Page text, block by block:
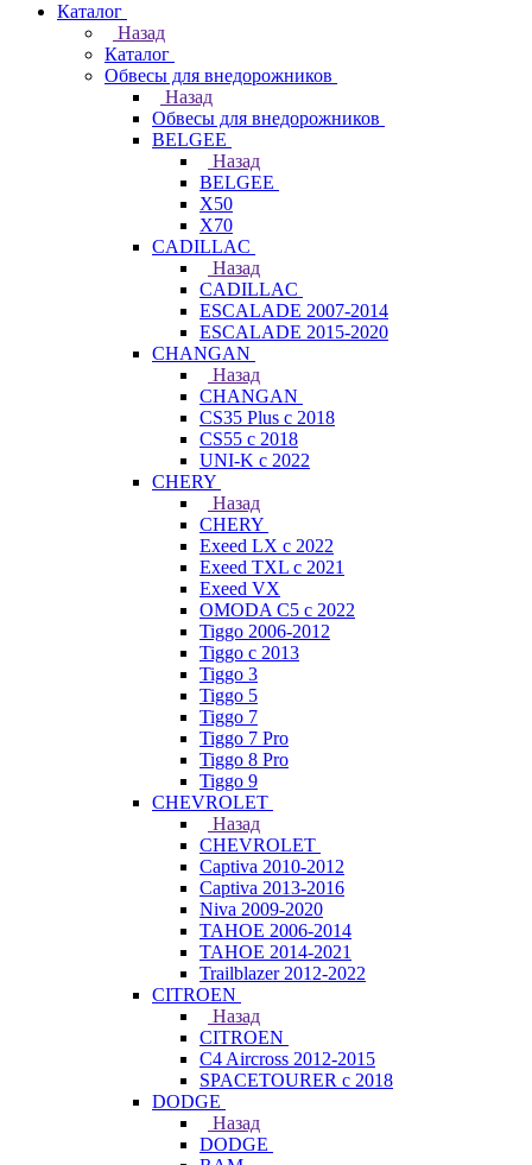
Каталог
Назад
Каталог
Обвесы для внедорожников
Назад
Обвесы для внедорожников
BELGEE
Назад
BELGEE
X50
X70
CADILLAC
Назад
CADILLAC
ESCALADE 2007-2014
ESCALADE 2015-2020
CHANGAN
Назад
CHANGAN
CS35 Plus с 2018
CS55 с 2018
UNI-K с 2022
CHERY
Назад
CHERY
Exeed LX с 2022
Exeed TXL с 2021
Exeed VX
OMODA C5 с 2022
Tiggo 2006-2012
Tiggo с 2013
Tiggo 3
Tiggo 5
Tiggo 7
Tiggo 7 Pro
Tiggo 8 Pro
Tiggo 9
CHEVROLET
Назад
CHEVROLET
Captiva 2010-2012
Captiva 2013-2016
Niva 2009-2020
TAHOE 2006-2014
TAHOE 2014-2021
Trailblazer 2012-2022
CITROEN
Назад
CITROEN
C4 Aircross 2012-2015
SPACETOURER с 2018
DODGE
Назад
DODGE